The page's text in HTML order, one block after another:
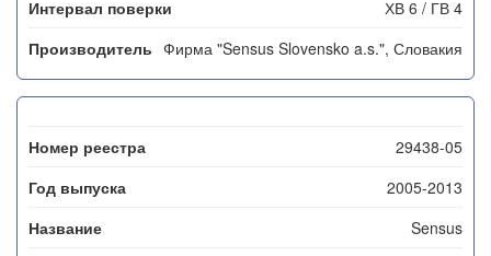
ХВ 6 / ГВ 4
Фирма "Sensus Slovensko a.s.", Словакия
29438-05
2005-2013
Sensus